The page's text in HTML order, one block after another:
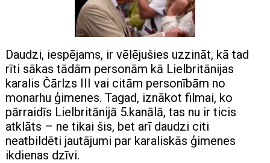
Daudzi, iespējams, ir vēlējušies uzzināt, kā tad
rīti sākas tādām personām kā Lielbritānijas
karalis Čārlzs III vai citām personībām no
monarhu ģimenes. Tagad, iznākot filmai, ko
pārraidīs Lielbritānijā 5.kanālā, tas nu ir ticis
atklāts – ne tikai šis, bet arī daudzi citi
neatbildēti jautājumi par karaliskās ģimenes
ikdienas dzīvi.